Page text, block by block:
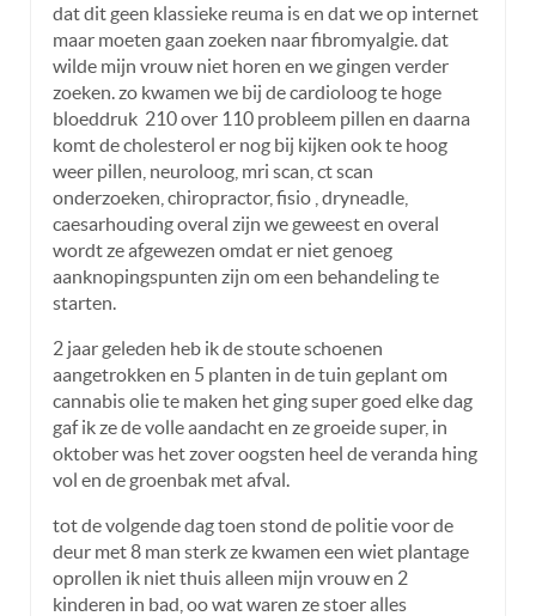
dat dit geen klassieke reuma is en dat we op internet
maar moeten gaan zoeken naar fibromyalgie. dat
wilde mijn vrouw niet horen en we gingen verder
zoeken. zo kwamen we bij de cardioloog te hoge
bloeddruk 210 over 110 probleem pillen en daarna
komt de cholesterol er nog bij kijken ook te hoog
weer pillen, neuroloog, mri scan, ct scan
onderzoeken, chiropractor, fisio , dryneadle,
caesarhouding overal zijn we geweest en overal
wordt ze afgewezen omdat er niet genoeg
aanknopingspunten zijn om een behandeling te
starten.
2 jaar geleden heb ik de stoute schoenen
aangetrokken en 5 planten in de tuin geplant om
cannabis olie te maken het ging super goed elke dag
gaf ik ze de volle aandacht en ze groeide super, in
oktober was het zover oogsten heel de veranda hing
vol en de groenbak met afval.
tot de volgende dag toen stond de politie voor de
deur met 8 man sterk ze kwamen een wiet plantage
oprollen ik niet thuis alleen mijn vrouw en 2
kinderen in bad, oo wat waren ze stoer alles